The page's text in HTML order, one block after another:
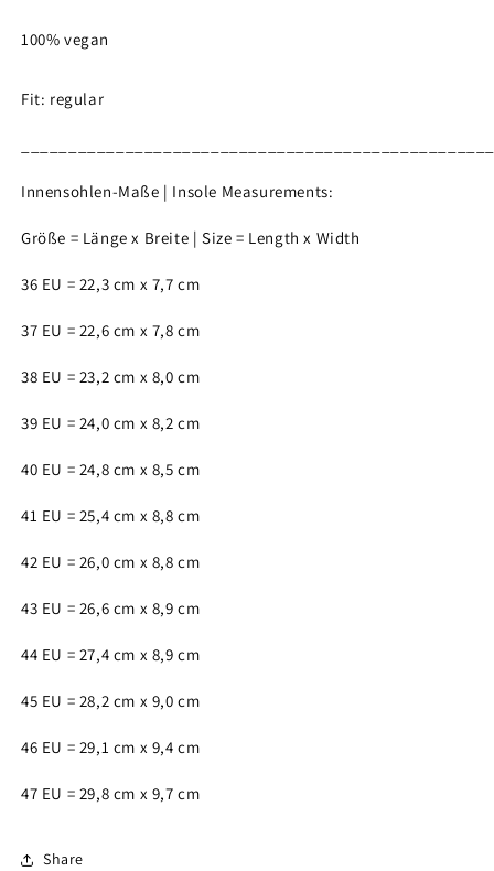
100% vegan
Fit: regular
Innensohlen-Maße | Insole Measurements:
Größe = Länge x Breite | Size = Length x Width
36 EU = 22,3 cm x 7,7 cm
37 EU = 22,6 cm x 7,8 cm
38 EU = 23,2 cm x 8,0 cm
39 EU = 24,0 cm x 8,2 cm
40 EU = 24,8 cm x 8,5 cm
41 EU = 25,4 cm x 8,8 cm
42 EU = 26,0 cm x 8,8 cm
43 EU = 26,6 cm x 8,9 cm
44 EU = 27,4 cm x 8,9 cm
45 EU = 28,2 cm x 9,0 cm
46 EU = 29,1 cm x 9,4 cm
47 EU = 29,8 cm x 9,7 cm
Share